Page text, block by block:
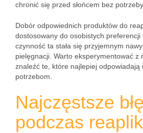
chronić się przed słońcem bez
Dobór odpowiednich produktów do
dostosowany do osobistych
czynność ta stała się przyjemnym
pielęgnacji. Warto eksperymentować z
znaleźć te, które najlepiej odpowiadają
potrzebom.
Najczęstsze
podczas